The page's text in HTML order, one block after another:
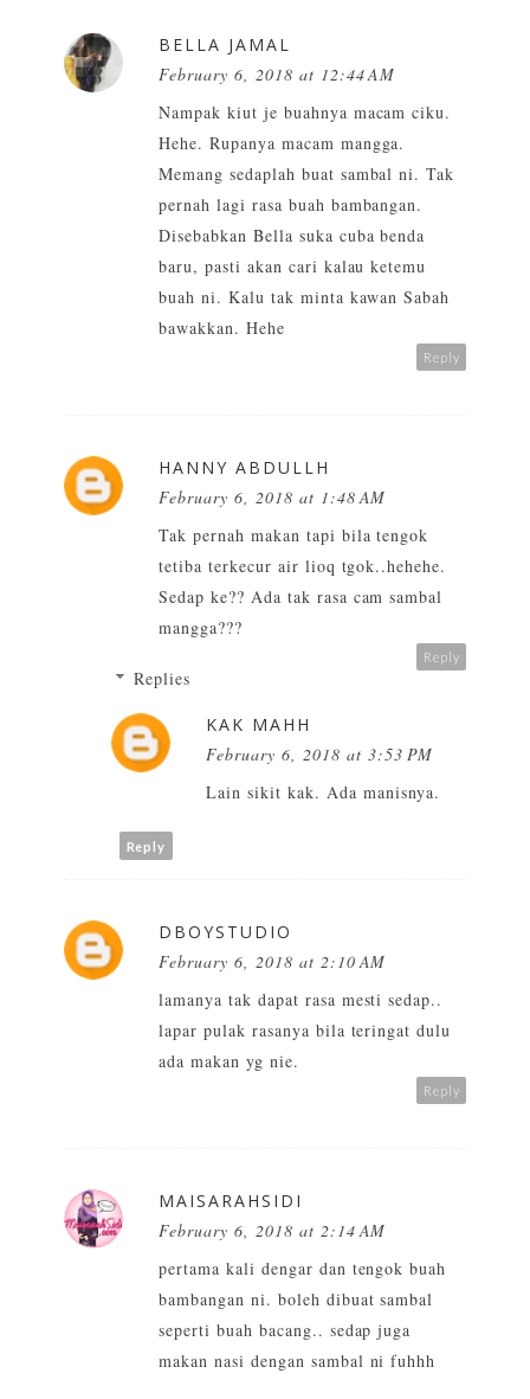
BELLA JAMAL
February 6, 2018 at 12:44 AM
Nampak kiut je buahnya macam ciku.
Hehe. Rupanya macam mangga.
Memang sedaplah buat sambal ni. Tak
pernah lagi rasa buah bambangan.
Disebabkan Bella suka cuba benda
baru, pasti akan cari kalau ketemu
buah ni. Kalu tak minta kawan Sabah
bawakkan. Hehe
Reply
HANNY ABDULLH
February 6, 2018 at 1:48 AM
Tak pernah makan tapi bila tengok
tetiba terkecur air lioq tgok..hehehe.
Sedap ke?? Ada tak rasa cam sambal
mangga???
Reply
Replies
KAK MAHH
February 6, 2018 at 3:53 PM
Lain sikit kak. Ada manisnya.
Reply
DBOYSTUDIO
February 6, 2018 at 2:10 AM
lamanya tak dapat rasa mesti sedap..
lapar pulak rasanya bila teringat dulu
ada makan yg nie.
Reply
MAISARAHSIDI
February 6, 2018 at 2:14 AM
pertama kali dengar dan tengok buah
bambangan ni. boleh dibuat sambal
seperti buah bacang.. sedap juga
makan nasi dengan sambal ni fuhhh